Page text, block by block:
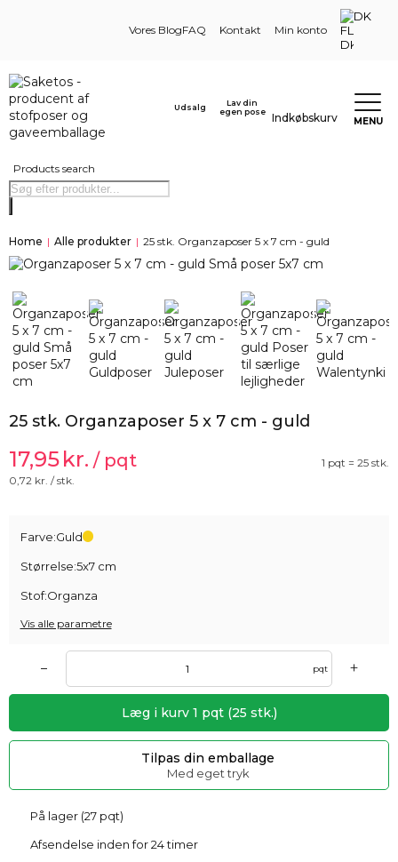
Vores BlogFAQ Kontakt Min konto
DK
Products search
Udsalg
Lav din
egen pose
Indkøbskurv MENU
Home | Alle produkter | 25 stk. Organzaposer 5 x 7 cm - guld
25 stk. Organzaposer 5 x 7 cm - guld
17,95kr. / pqt
1 pqt = 25 stk.
0,72 kr. / stk.
Farve:Guld
Størrelse:5x7 cm
Stof:Organza
Vis alle parametre
– pqt +
Læg i kurv 1 pqt (25 stk.)
Tilpas din emballage
Med eget tryk
På lager (27 pqt)
Afsendelse inden for 24 timer